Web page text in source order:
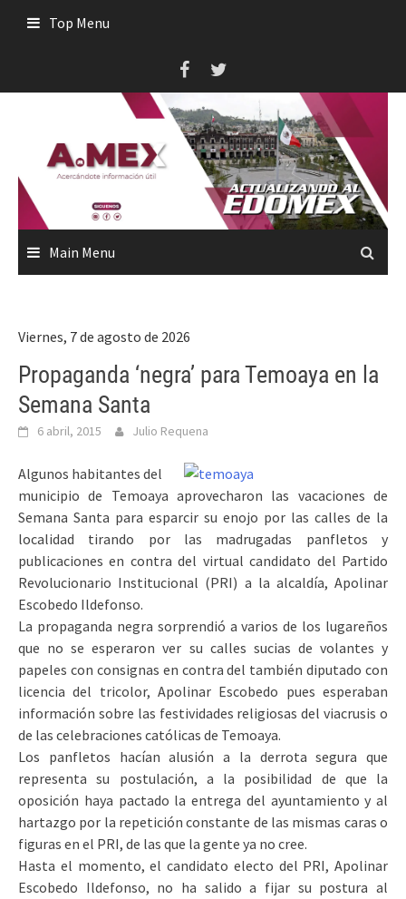
Top Menu
Main Menu
Viernes, 7 de agosto de 2026
Propaganda ‘negra’ para Temoaya en la
Semana Santa
6 abril, 2015 Julio Requena
Algunos habitantes del
municipio de Temoaya aprovecharon las vacaciones de
Semana Santa para esparcir su enojo por las calles de la
localidad tirando por las madrugadas panfletos y
publicaciones en contra del virtual candidato del Partido
Revolucionario Institucional (PRI) a la alcaldía, Apolinar
Escobedo Ildefonso.
La propaganda negra sorprendió a varios de los lugareños
que no se esperaron ver su calles sucias de volantes y
papeles con consignas en contra del también diputado con
licencia del tricolor, Apolinar Escobedo pues esperaban
información sobre las festividades religiosas del viacrusis o
de las celebraciones católicas de Temoaya.
Los panfletos hacían alusión a la derrota segura que
representa su postulación, a la posibilidad de que la
oposición haya pactado la entrega del ayuntamiento y al
hartazgo por la repetición constante de las mismas caras o
figuras en el PRI, de las que la gente ya no cree.
Hasta el momento, el candidato electo del PRI, Apolinar
Escobedo Ildefonso, no ha salido a fijar su postura al